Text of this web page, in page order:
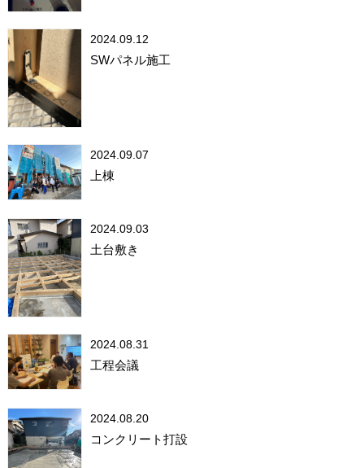
2024.09.12
SWパネル施工
2024.09.07
上棟
2024.09.03
土台敷き
2024.08.31
工程会議
2024.08.20
コンクリート打設